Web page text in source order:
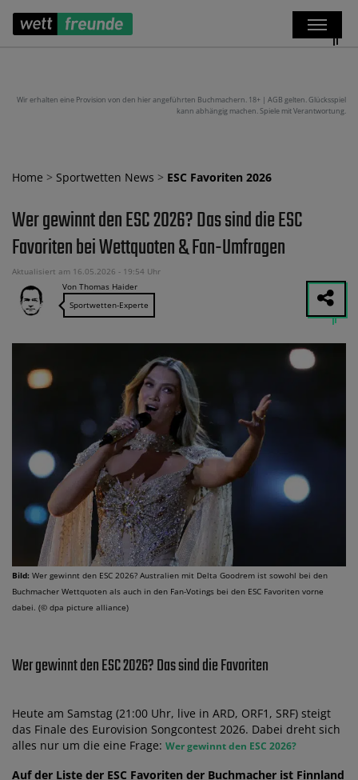
Wir erhalten eine Provision von den hier angeführten Buchmachern. 18+ | AGB gelten. Glücksspiel
kann abhängig machen. Spiele mit Verantwortung.
Home > Sportwetten News > ESC Favoriten 2026
Wer gewinnt den ESC 2026? Das sind die ESC
Favoriten bei Wettquoten & Fan-Umfragen
Aktualisiert am 16.05.2026 - 19:54 Uhr
Von Thomas Haider
Sportwetten-Experte
Bild: Wer gewinnt den ESC 2026? Australien mit Delta Goodrem ist sowohl bei den
Buchmacher Wettquoten als auch in den Fan-Votings bei den ESC Favoriten vorne
dabei. (© dpa picture alliance)
Wer gewinnt den ESC 2026? Das sind die Favoriten
Heute am Samstag (21:00 Uhr, live in ARD, ORF1, SRF) steigt
das Finale des Eurovision Songcontest 2026. Dabei dreht sich
alles nur um die eine Frage: Wer gewinnt den ESC 2026?
Auf der Liste der ESC Favoriten der Buchmacher ist Finnland